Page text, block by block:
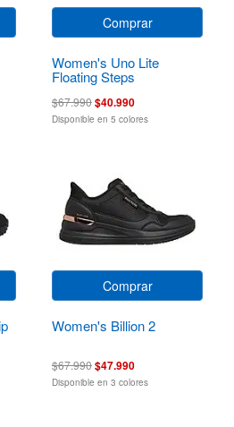
Comprar
Women's Uno Lite
Floating Steps
$67.990$40.990
Disponible en 5 colores
Comprar
Women's Billion 2
$67.990$47.990
Disponible en 3 colores